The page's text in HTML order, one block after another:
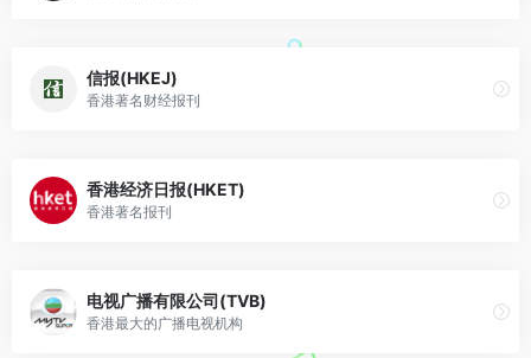
信报(HKEJ)
香港著名财经报刊
香港经济日报(HKET)
香港著名报刊
电视广播有限公司(TVB)
香港最大的广播电视机构